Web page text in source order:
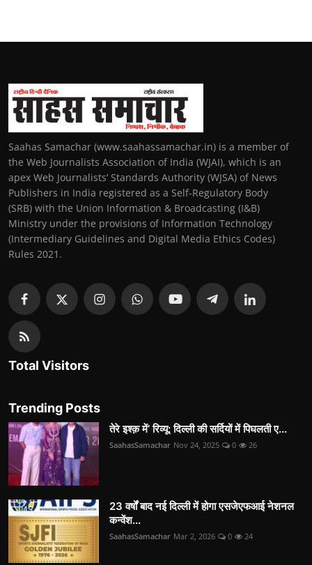
Saahas Samachar (www.saahassamachar.in) is a member of
the Web Journalists Association of India (WJAI), which is an
apex Web Journalists’ Standards Authority (WJSA) of News
Publishers in India registered as a Self-Regulatory Body
(SRB) with the Union Information & Broadcasting (I&B)
Ministry under the provisions of Information Technology
(Intermediary Guidelines and Digital Media Ethics Codes)
Rules 2021.
Total Visitors
Trending Posts
तेरे इश्क़ में’ रिव्यू: दिल्ली की सर्दियों में पिघलती ए...
SaahasSamachar Nov 24, 2025 0 26
23 वर्षों बाद नई दिल्ली में होगा एसजेएफआई नेशनल
कन्वेंश...
SaahasSamachar Mar 2, 2026 0 24